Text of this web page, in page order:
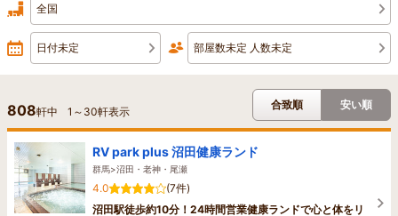
全国
日付未定 部屋数未定 人数未定
808軒中 1 ～ 30軒表示
合致順 安い順
RV park plus 沼田健康ランド
群馬>沼田・老神・尾瀬
4.0
(7件)
沼田駅徒歩約10分！24時間営業健康ランドで心と体をリ